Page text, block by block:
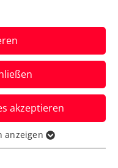
Zverev
Deutschland
in Wien
23.10.2024
akzeptieren
anzeigen